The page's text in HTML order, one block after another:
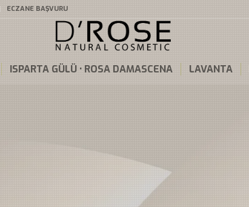
ECZANE BAŞVURU
ISPARTA GÜLÜ • ROSA DAMASCENA LAVANTA